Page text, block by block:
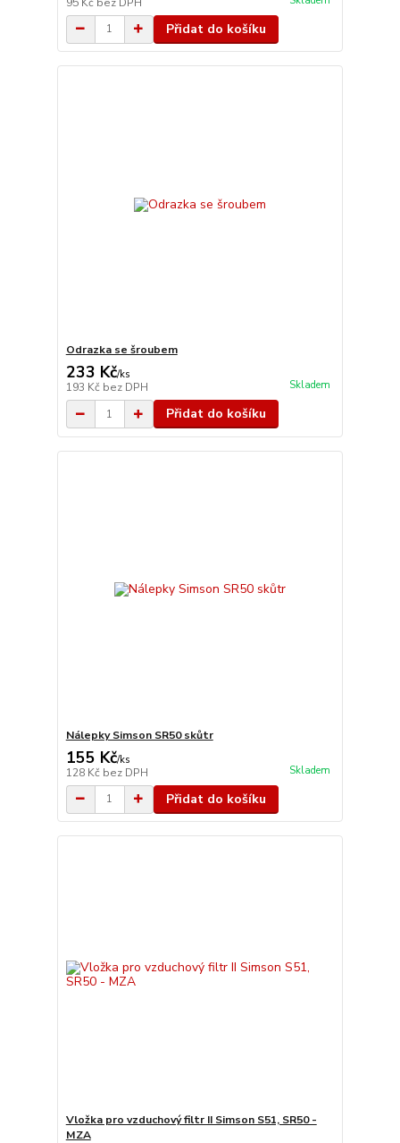
Přidat do košíku
Odrazka se šroubem
233 Kč/ks
193 Kč bez DPH Skladem
Přidat do košíku
Nálepky Simson SR50 skůtr
155 Kč/ks
128 Kč bez DPH Skladem
Přidat do košíku
Vložka pro vzduchový filtr II Simson S51, SR50 -
MZA